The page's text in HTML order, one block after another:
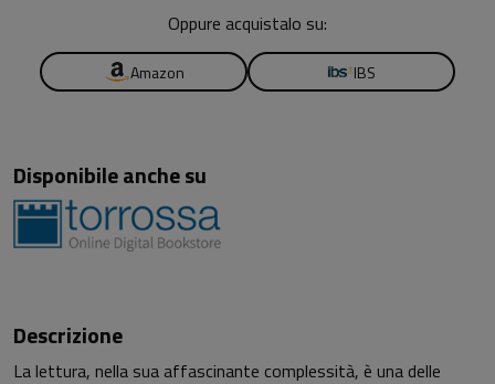
Oppure acquistalo su:
Amazon IBS
Disponibile anche su
Descrizione
La lettura, nella sua affascinante complessità, è una delle